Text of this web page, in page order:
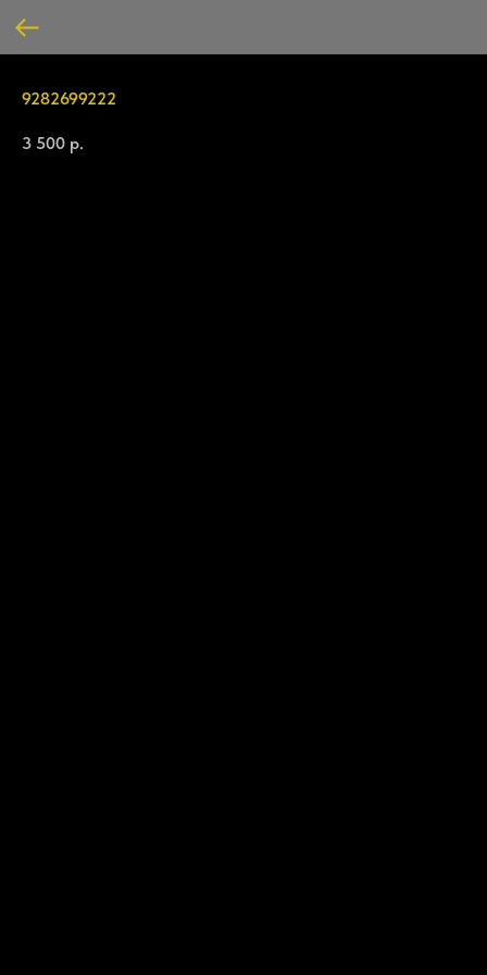
9282699222
3 500 р.